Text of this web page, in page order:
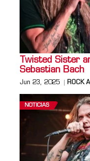
Twisted Sister
Sebastian Bach
Jun 23, 2025 ROCK
NOTICIAS